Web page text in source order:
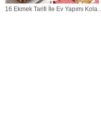
16 Ekmek Tarifi İle Ev Yapımı Kolay